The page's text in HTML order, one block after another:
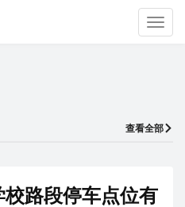
查看全部
路段停车点位有